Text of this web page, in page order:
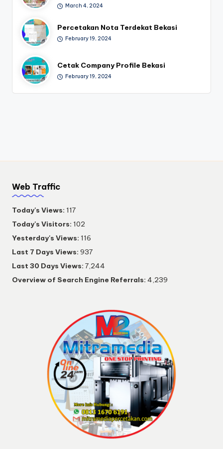
March 4, 2024
Percetakan Nota Terdekat Bekasi
February 19, 2024
Cetak Company Profile Bekasi
February 19, 2024
Web Traffic
Today's Views: 117
Today's Visitors: 102
Yesterday's Views: 116
Last 7 Days Views: 937
Last 30 Days Views: 7,244
Overview of Search Engine Referrals: 4,239